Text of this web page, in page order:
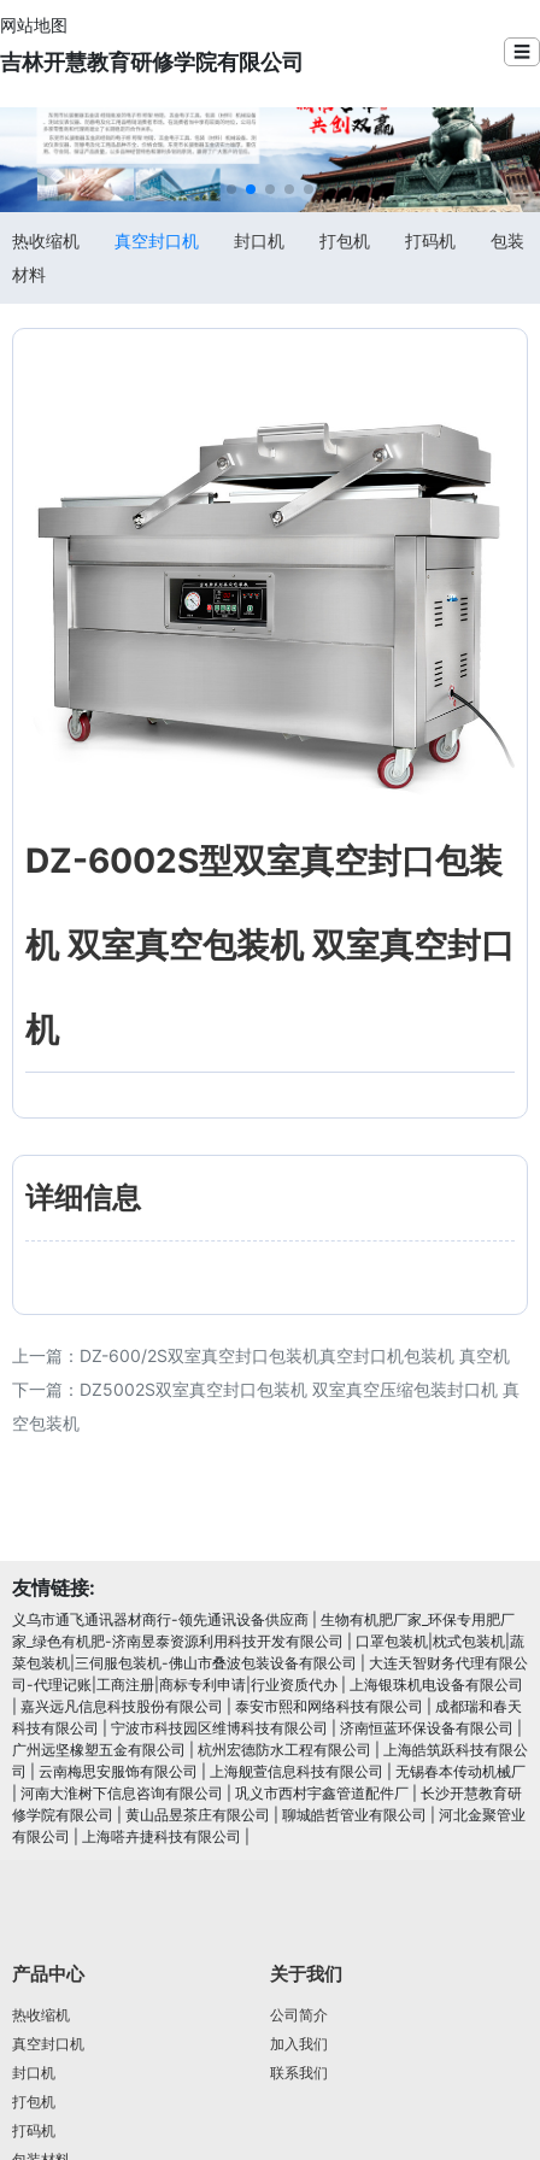
网站地图
吉林开慧教育研修学院有限公司 ☰
热收缩机 真空封口机 封口机 打包机 打码机
包装
材料
DZ-6002S型双室真空封口包装
机 双室真空包装机 双室真空封口
机
详细信息
上一篇： DZ-600/2S双室真空封口包装机真空封口机包装机 真空机
下一篇： DZ5002S双室真空封口包装机 双室真空压缩包装封口机 真
空包装机
友情链接:
义乌市通飞通讯器材商行-领先通讯设备供应商
生物有机肥厂家_环保专用肥厂
家_绿色有机肥-济南昱泰资源利用科技开发有限公司
口罩包装机|枕式包装机|蔬
菜包装机|三伺服包装机-佛山市叠波包装设备有限公司
大连天智财务代理有限公
司-代理记账|工商注册|商标专利申请|行业资质代办
上海银珠机电设备有限公司
嘉兴远凡信息科技股份有限公司 泰安市熙和网络科技有限公司
成都瑞和春天
科技有限公司
宁波市科技园区维博科技有限公司 济南恒蓝环保设备有限公司
广州远坚橡塑五金有限公司
杭州宏德防水工程有限公司
上海皓筑跃科技有限公
司
云南梅思安服饰有限公司 上海舰萱信息科技有限公司
无锡春本传动机械厂
河南大淮树下信息咨询有限公司 巩义市西村宇鑫管道配件厂
长沙开慧教育研
修学院有限公司
黄山品昱茶庄有限公司 聊城皓哲管业有限公司
河北金聚管业
有限公司
上海嗒卉捷科技有限公司
产品中心
热收缩机
真空封口机
封口机
打包机
打码机
关于我们
公司简介
加入我们
联系我们